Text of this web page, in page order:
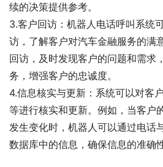
续的决策提供参考。
3.客户回访：机器人电话呼叫系统
访，了解客户对汽车金融服务的满
回访，及时发现客户的问题和需求
务，增强客户的忠诚度。
4.信息核实与更新：系统可以对客
等进行核实和更新。例如，当客户
发生变化时，机器人可以通过电话
数据库中的信息，确保信息的准确